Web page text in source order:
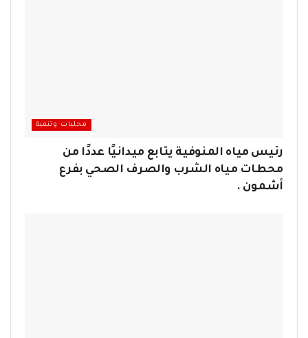
محليات وتنمية
رئيس مياه المنوفية يتابع ميدانيًا عددًا من
محطات مياه الشرب والصرف الصحي بفرع
أشمون .